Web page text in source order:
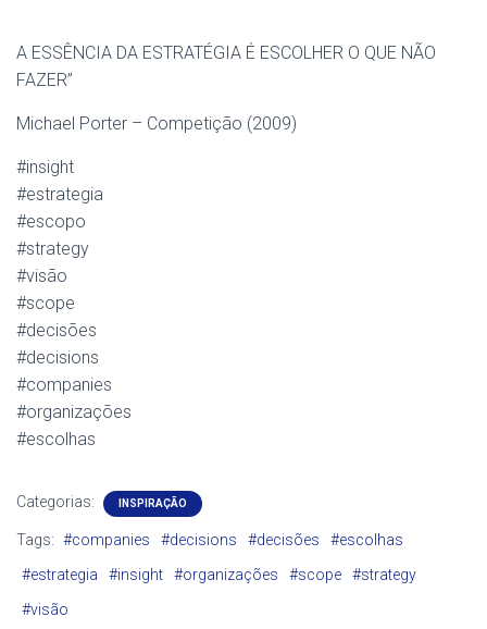
A ESSÊNCIA DA ESTRAT­ÉGIA É ESCOLHER O QUE­ NÃO
FAZER”
Michael Porter – Comp­etição (2009)
#insight
#estrategia
#escopo
#strategy
#visão
#scope
#decisões
#decisions
#companies
#organizações
#escolhas
Categorias: INSPIRAÇÃO
Tags: #companies­ #decisions­ #decisões
#escolhas
#estrategia
#insight #organizações­ #scope­
#strategy­
#visão